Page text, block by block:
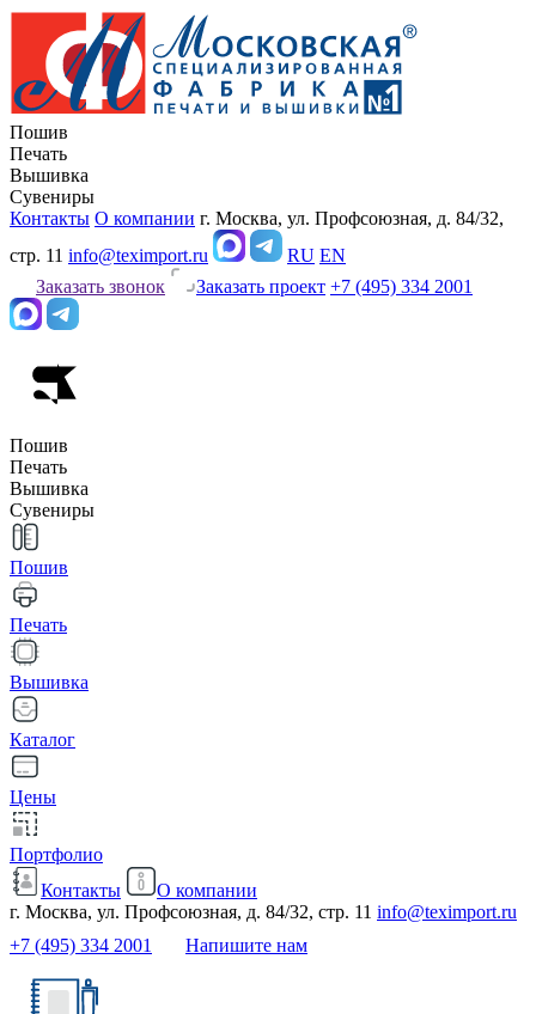
Пошив
Печать
Вышивка
Сувениры
Контакты О компании г. Москва, ул. Профсоюзная, д. 84/32,
стр. 11 info@teximport.ru RU EN
Заказать звонок
Заказать проект +7 (495) 334 2001
Пошив
Печать
Вышивка
Сувениры
Пошив
Печать
Вышивка
Каталог
Цены
Портфолио
Контакты
О компании
г. Москва, ул. Профсоюзная, д. 84/32, стр. 11 info@teximport.ru
+7 (495) 334 2001
Напишите нам